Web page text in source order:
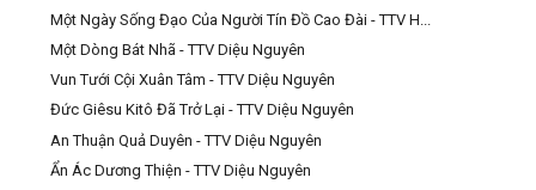
Một Ngày Sống Đạo Của Người Tín Đồ Cao Đài - TTV H...
Một Dòng Bát Nhã - TTV Diệu Nguyên
Vun Tưới Cội Xuân Tâm - TTV Diệu Nguyên
Đức Giêsu Kitô Đã Trở Lại - TTV Diệu Nguyên
An Thuận Quả Duyên - TTV Diệu Nguyên
Ẩn Ác Dương Thiện - TTV Diệu Nguyên